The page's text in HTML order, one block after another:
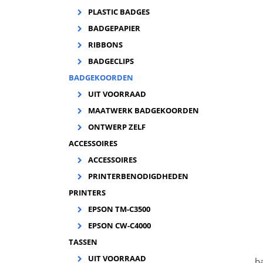
PLASTIC BADGES
BADGEPAPIER
RIBBONS
BADGECLIPS
BADGEKOORDEN
UIT VOORRAAD
MAATWERK BADGEKOORDEN
ONTWERP ZELF
ACCESSOIRES
ACCESSOIRES
PRINTERBENODIGDHEDEN
PRINTERS
EPSON TM-C3500
EPSON CW-C4000
TASSEN
UIT VOORRAAD